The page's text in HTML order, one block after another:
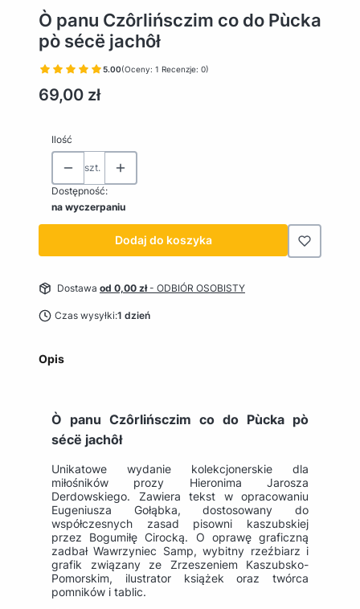
Ò panu Czôrlińsczim co do Pùcka
pò sécë jachôł
5.00(Oceny: 1 Recenzje: 0)
Cena
69,00 zł
Ilość
szt.
Dostępność:
na wyczerpaniu
Dodaj do koszyka
Dostawa od 0,00 zł- ODBIÓR OSOBISTY
Czas wysyłki:1 dzień
Opis
Ò panu Czôrlińsczim co do Pùcka pò
sécë jachôł
Unikatowe wydanie kolekcjonerskie dla
miłośników prozy Hieronima Jarosza
Derdowskiego. Zawiera tekst w opracowaniu
Eugeniusza Gołąbka, dostosowany do
współczesnych zasad pisowni kaszubskiej
przez Bogumiłę Cirocką. O oprawę graficzną
zadbał Wawrzyniec Samp, wybitny rzeźbiarz i
grafik związany ze Zrzeszeniem Kaszubsko-
Pomorskim, ilustrator książek oraz twórca
pomników i tablic.